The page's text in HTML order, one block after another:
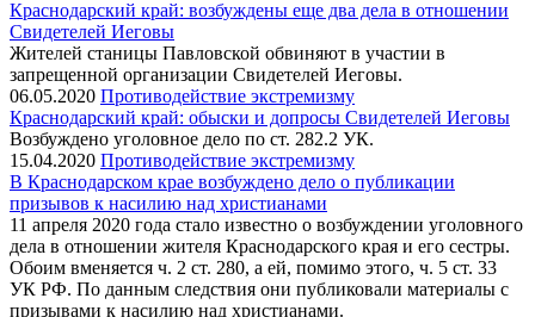
Краснодарский край: возбуждены еще два дела в отношении
Свидетелей Иеговы
Жителей станицы Павловской обвиняют в участии в
запрещенной организации Свидетелей Иеговы.
06.05.2020 Противодействие экстремизму
Краснодарский край: обыски и допросы Свидетелей Иеговы
Возбуждено уголовное дело по ст. 282.2 УК.
15.04.2020 Противодействие экстремизму
В Краснодарском крае возбуждено дело о публикации
призывов к насилию над христианами
11 апреля 2020 года стало известно о возбуждении уголовного
дела в отношении жителя Краснодарского края и его сестры.
Обоим вменяется ч. 2 ст. 280, а ей, помимо этого, ч. 5 ст. 33
УК РФ. По данным следствия они публиковали материалы с
призывами к насилию над христианами.